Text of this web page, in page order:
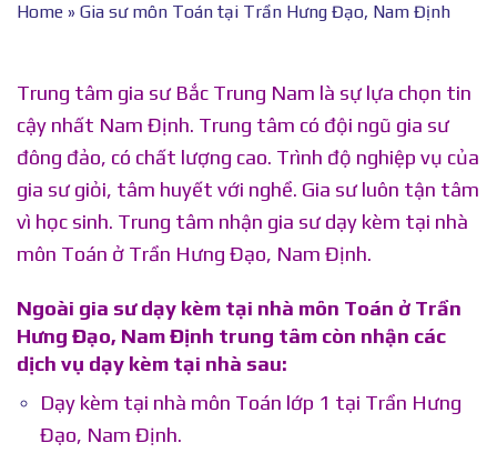
Home » Gia sư môn Toán tại Trần Hưng Đạo, Nam Định
Trung tâm gia sư Bắc Trung Nam là sự lựa chọn tin
cậy nhất Nam Định. Trung tâm có đội ngũ gia sư
đông đảo, có chất lượng cao. Trình độ nghiệp vụ của
gia sư giỏi, tâm huyết với nghề. Gia sư luôn tận tâm
vì học sinh. Trung tâm nhận gia sư dạy kèm tại nhà
môn Toán ở Trần Hưng Đạo, Nam Định.
Ngoài gia sư dạy kèm tại nhà môn Toán ở Trần
Hưng Đạo, Nam Định trung tâm còn nhận các
dịch vụ dạy kèm tại nhà sau:
Dạy kèm tại nhà môn Toán lớp 1 tại Trần Hưng
Đạo, Nam Định.